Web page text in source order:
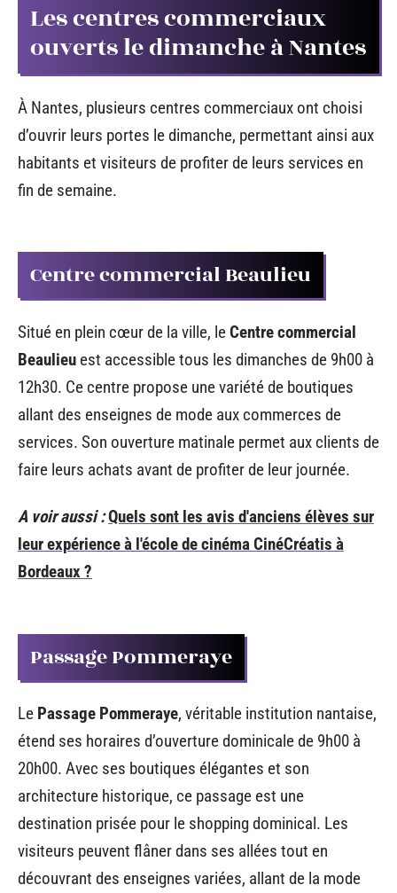
Les centres commerciaux
ouverts le dimanche à Nantes
À Nantes, plusieurs centres commerciaux ont choisi
d’ouvrir leurs portes le dimanche, permettant ainsi aux
habitants et visiteurs de profiter de leurs services en
fin de semaine.
Centre commercial Beaulieu
Situé en plein cœur de la ville, leCentre commercial
Beaulieu est accessible tous les dimanches de 9h00 à
12h30. Ce centre propose une variété de boutiques
allant des enseignes de mode aux commerces de
services. Son ouverture matinale permet aux clients de
faire leurs achats avant de profiter de leur journée.
A voir aussi :Quels sont les avis d'anciens élèves sur
leur expérience à l'école de cinéma CinéCréatis à
Bordeaux ?
Passage Pommeraye
Le Passage Pommeraye, véritable institution nantaise,
étend ses horaires d’ouverture dominicale de 9h00 à
20h00. Avec ses boutiques élégantes et son
architecture historique, ce passage est une
destination prisée pour le shopping dominical. Les
visiteurs peuvent flâner dans ses allées tout en
découvrant des enseignes variées, allant de la mode